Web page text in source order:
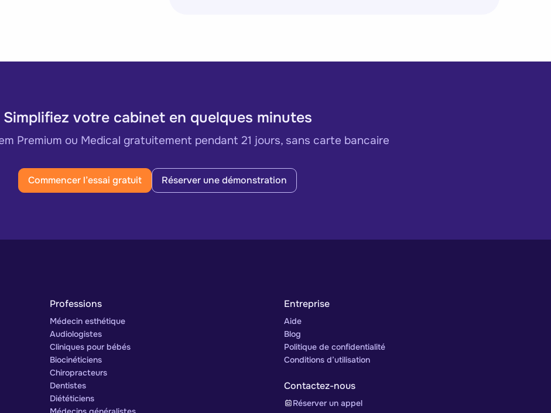
Simplifiez votre cabinet en quelques minutes
Premium ou Medical gratuitement pendant 21 jours, sans carte bancaire
Commencer l’essai gratuit Réserver une démonstration
Professions
Médecin esthétique
Audiologistes
Cliniques pour bébés
Biocinéticiens
Chiropracteurs
Dentistes
Diététiciens
Entreprise
Aide
Blog
Politique de confidentialité
Conditions d’utilisation
Contactez-nous
Réserver un appel